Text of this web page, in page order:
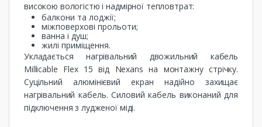
високою вологістю і надмірної тепловтрат:
балкони та лоджії;
міжповерхові прольоти;
ванна і душ;
жилі приміщення.
Укладається нагрівальний двожильний кабель
Millicable Flex 15 від Nexans на монтажну стрічку.
Суцільний алюмінієвий екран надійно захищає
нагрівальний кабель. Силовий кабель виконаний для
підключення з лудженої міді.